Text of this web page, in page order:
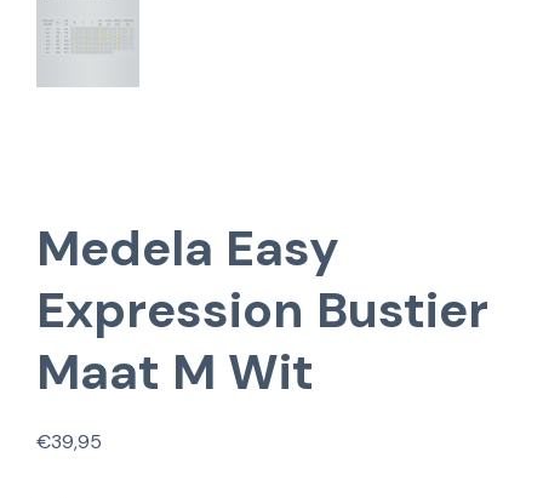
Medela Easy
Expression Bustier
Maat M Wit
€39,95